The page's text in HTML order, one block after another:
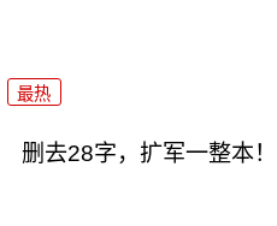
最热
删去28字，扩军一整本